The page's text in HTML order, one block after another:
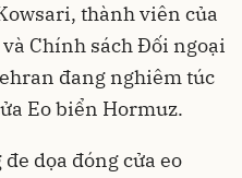
thành viên của
Chính sách Đối ngoại
đang nghiêm túc
Eo biển Hormuz.
dọa đóng cửa eo